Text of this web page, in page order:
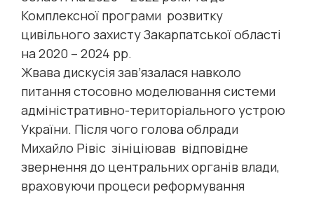
Комплексної програми розвитку
цивільного захисту Закарпатської області
на 2020 – 2024 рр.
Жвава дискусія зав’язалася навколо
питання стосовно моделювання системи
адміністративно-територіального устрою
України. Після чого голова облради
Михайло Рівіс зініціював відповідне
звернення до центральних органів влади,
враховуючи процеси реформування